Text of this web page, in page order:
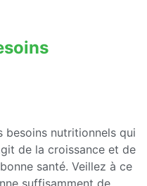
besoins nutritionnels qui
de la croissance et de
santé. Veillez à ce